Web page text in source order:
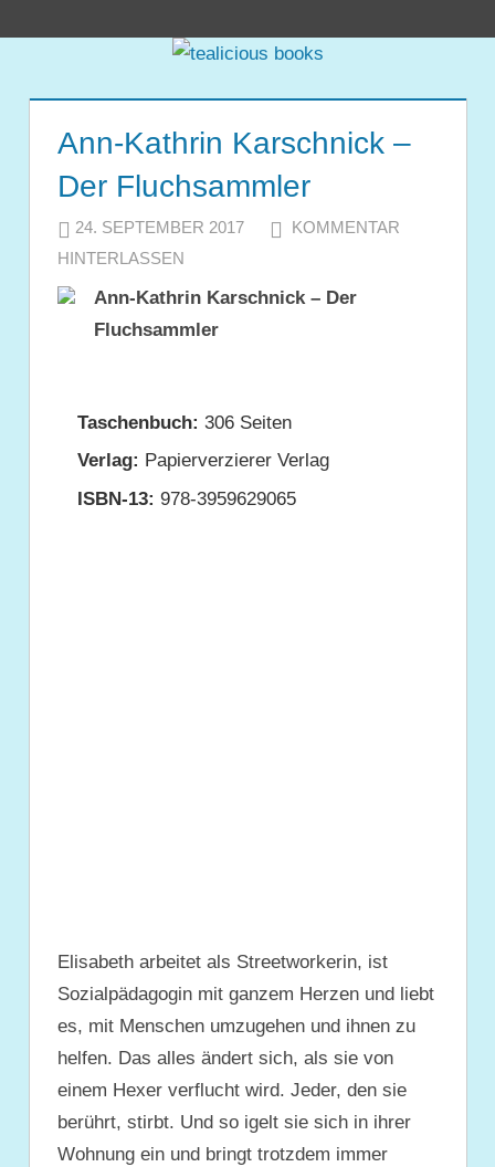
tealicious
books
Ann-Kathrin Karschnick –
Der Fluchsammler
24. SEPTEMBER 2017 JULIA
KOMMENTAR
HINTERLASSEN
Ann-Kathrin Karschnick – Der
Fluchsammler
Taschenbuch: 306 Seiten
Verlag: Papierverzierer Verlag
ISBN-13: 978-3959629065
Elisabeth arbeitet als Streetworkerin, ist
Sozialpädagogin mit ganzem Herzen und liebt
es, mit Menschen umzugehen und ihnen zu
helfen. Das alles ändert sich, als sie von
einem Hexer verflucht wird. Jeder, den sie
berührt, stirbt. Und so igelt sie sich in ihrer
Wohnung ein und bringt trotzdem immer